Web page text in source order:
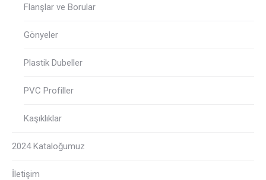
Flanşlar ve Borular
Gönyeler
Plastik Dubeller
PVC Profiller
Kaşıklıklar
2024 Kataloğumuz
İletişim